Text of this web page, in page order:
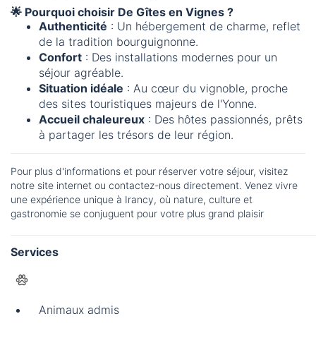
🌟 Pourquoi choisir De Gîtes en Vignes ?
Authenticité : Un hébergement de charme, reflet
de la tradition bourguignonne.
Confort : Des installations modernes pour un
séjour agréable.
Situation idéale : Au cœur du vignoble, proche
des sites touristiques majeurs de l'Yonne.
Accueil chaleureux : Des hôtes passionnés, prêts
à partager les trésors de leur région.
Pour plus d'informations et pour réserver votre séjour, visitez
notre site internet ou contactez-nous directement. Venez vivre
une expérience unique à Irancy, où nature, culture et
gastronomie se conjuguent pour votre plus grand plaisir
Services
Animaux admis